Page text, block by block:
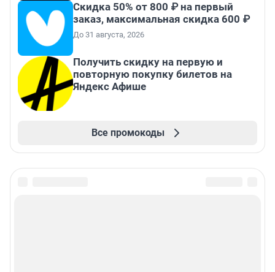
Скидка 50% от 800 ₽ на первый
заказ, максимальная скидка 600 ₽
До 31 августа, 2026
Получить скидку на первую и
повторную покупку билетов на
Яндекс Афише
Все промокоды